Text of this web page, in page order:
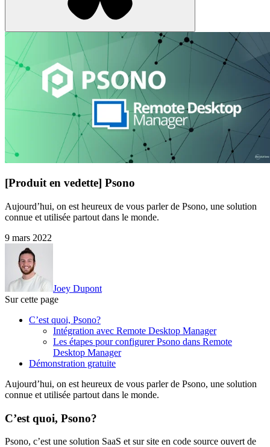
[Produit en vedette] Psono
Aujourd’hui, on est heureux de vous parler de Psono, une solution
connue et utilisée partout dans le monde.
9 mars 2022
Joey Dupont
Sur cette page
C’est quoi, Psono?
Intégration avec Remote Desktop Manager
Les étapes pour configurer Psono dans Remote
Desktop Manager
Démonstration gratuite
Aujourd’hui, on est heureux de vous parler de Psono, une solution
connue et utilisée partout dans le monde.
C’est quoi, Psono?
Psono, c’est une solution SaaS et sur site en code source ouvert de